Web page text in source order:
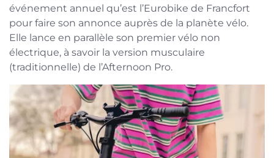
événement annuel qu’est l’Eurobike de Francfort
pour faire son annonce auprès de la planète vélo.
Elle lance en parallèle son premier vélo non
électrique, à savoir la version musculaire
(traditionnelle) de l’Afternoon Pro.